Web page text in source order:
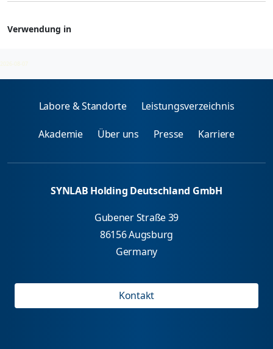
Verwendung in
2026-08-07
Labore & Standorte Leistungsverzeichnis
Akademie Über uns Presse Karriere
SYNLAB Holding Deutschland GmbH
Gubener Straße 39
86156 Augsburg
Germany
Kontakt